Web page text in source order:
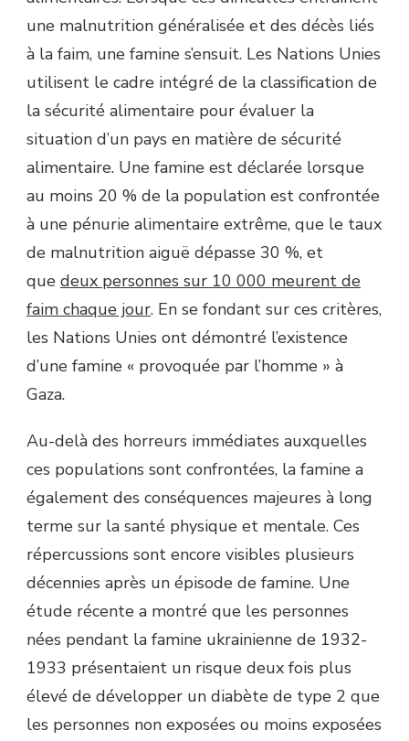
une malnutrition généralisée et des décès liés
à la faim, une famine s’ensuit. Les Nations Unies
utilisent le cadre intégré de la classification de
la sécurité alimentaire pour évaluer la
situation d’un pays en matière de sécurité
alimentaire. Une famine est déclarée lorsque
au moins 20 % de la population est confrontée
à une pénurie alimentaire extrême, que le taux
de malnutrition aiguë dépasse 30 %, et
que deux personnes sur 10 000 meurent de
faim chaque jour. En se fondant sur ces critères,
les Nations Unies ont démontré l’existence
d’une famine « provoquée par l’homme » à
Gaza.
Au-delà des horreurs immédiates auxquelles
ces populations sont confrontées, la famine a
également des conséquences majeures à long
terme sur la santé physique et mentale. Ces
répercussions sont encore visibles plusieurs
décennies après un épisode de famine. Une
étude récente a montré que les personnes
nées pendant la famine ukrainienne de 1932-
1933 présentaient un risque deux fois plus
élevé de développer un diabète de type 2 que
les personnes non exposées ou moins exposées